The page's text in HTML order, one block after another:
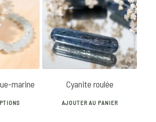
The
options
may
be
chosen
product
The
be
€
marine
10€
Cyanite roulée
AJOUTER AU PANIER